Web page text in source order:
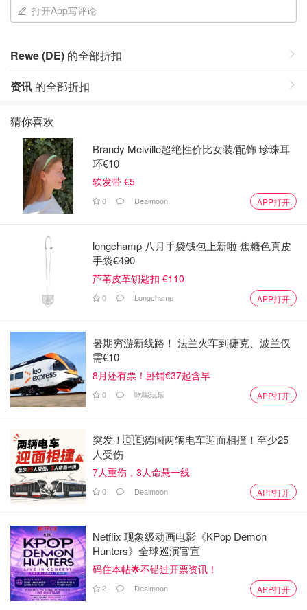
打开App写评论
Rewe (DE) 的全部折扣
资讯 的全部折扣
猜你喜欢
Brandy Melville超绝性价比女装/配饰 珍珠耳
环€10
软发带 €5
0 Dealmoon APP打开
longchamp 八月手袋钱包上新啦 焦糖色真皮
手袋€490
芦苇皮革钥匙扣 €110
0 Longchamp APP打开
暑期穷游新线路！ 法兰火车到捷克、波兰仅
需€10
8月还有票！卧铺€37起含早
0 吃喝玩乐 APP打开
突发！🇩🇪德国两辆电车迎面相撞！至少25
人受伤
7人重伤，3人命悬一线
0 Dealmoon APP打开
Netflix 现象级动画电影《KPop Demon
Hunters》全球巡演官宣
码住本帖🌟不错过开票资讯！
2 Dealmoon APP打开